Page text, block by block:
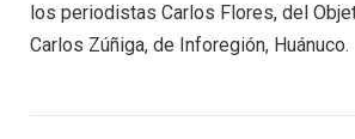
los periodistas Carlos Flores, del
Carlos Zúñiga, de Inforegión, Huánuco.